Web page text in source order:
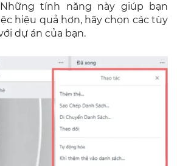
tính năng này giúp bạn
hiệu quả hơn, hãy chọn các tùy
dự án của bạn.